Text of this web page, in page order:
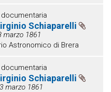
documentaria
Schiaparelli
marzo 1861
Astronomico di Brera
documentaria
Schiaparelli
marzo 1861